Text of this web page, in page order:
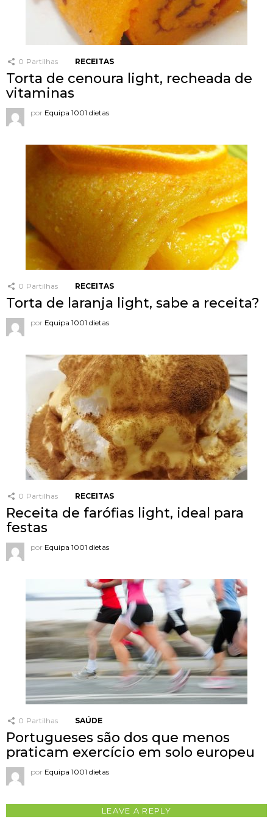
0 Partilhas RECEITAS
Torta de cenoura light, recheada de
vitaminas
por Equipa 1001 dietas
0 Partilhas RECEITAS
Torta de laranja light, sabe a receita?
por Equipa 1001 dietas
0 Partilhas RECEITAS
Receita de farófias light, ideal para
festas
por Equipa 1001 dietas
0 Partilhas SAÚDE
Portugueses são dos que menos
praticam exercício em solo europeu
por Equipa 1001 dietas
LEAVE A REPLY